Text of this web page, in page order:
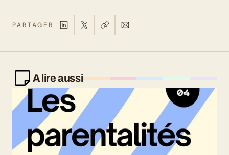
PARTAGER
A lire aussi